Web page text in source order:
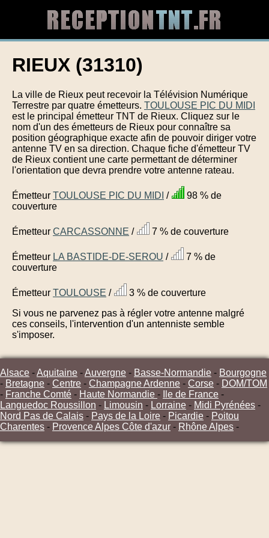
RIEUX (31310)
La ville de Rieux peut recevoir la Télévision Numérique
Terrestre par quatre émetteurs. TOULOUSE PIC DU MIDI
est le principal émetteur TNT de Rieux. Cliquez sur le
nom d'un des émetteurs de Rieux pour connaître sa
position géographique exacte afin de pouvoir diriger votre
antenne TV en sa direction. Chaque fiche d'émetteur TV
de Rieux contient une carte permettant de déterminer
l'orientation que devra prendre votre antenne rateau.
Émetteur TOULOUSE PIC DU MIDI /
98 % de
couverture
Émetteur CARCASSONNE / 7 % de couverture
Émetteur LA BASTIDE-DE-SEROU /
7 % de
couverture
Émetteur TOULOUSE /
3 % de couverture
Si vous ne parvenez pas à régler votre antenne malgré
ces conseils, l'intervention d'un antenniste semble
s'imposer.
Alsace -Aquitaine -Auvergne - Basse-Normandie - Bourgogne
- Bretagne - Centre - Champagne Ardenne - Corse - DOM/TOM
- Franche Comté - Haute Normandie - Ile de France -
Languedoc Roussillon - Limousin - Lorraine - Midi Pyrénées -
Nord Pas de Calais - Pays de la Loire - Picardie - Poitou
Charentes - Provence Alpes Côte d'azur - Rhône Alpes -